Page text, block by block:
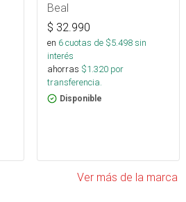
Beal
$ 32.990
en 6cuotas de $5.498sin
interés
ahorras $1.320 por
transferencia.
Disponible
Ver más de la marca